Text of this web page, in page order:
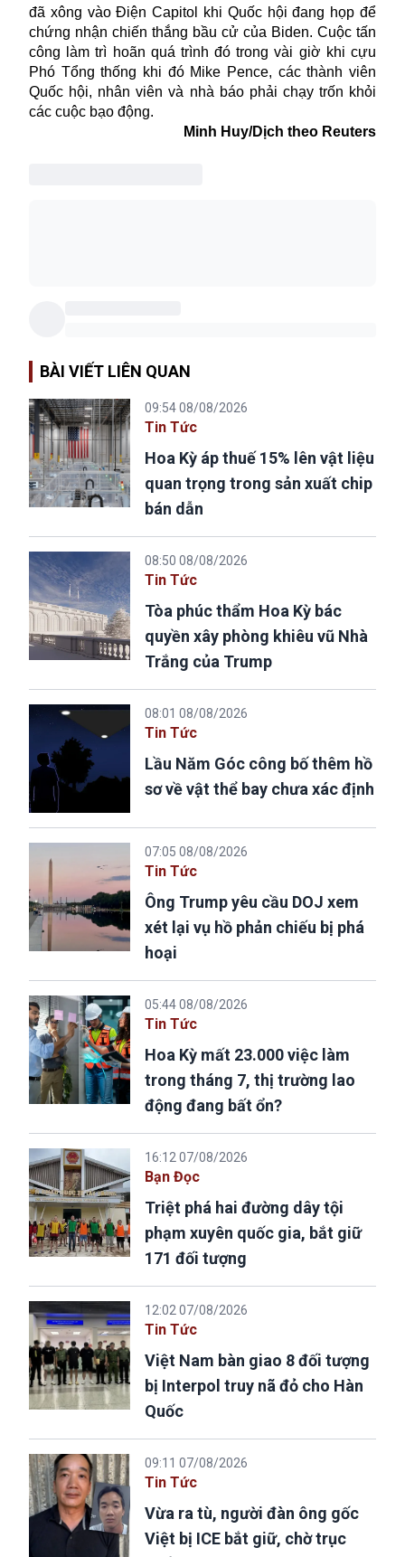
đã xông vào Điện Capitol khi Quốc hội đang họp để
chứng nhận chiến thắng bầu cử của Biden. Cuộc tấn
công làm trì hoãn quá trình đó trong vài giờ khi cựu
Phó Tổng thống khi đó Mike Pence, các thành viên
Quốc hội, nhân viên và nhà báo phải chạy trốn khỏi
các cuộc bạo động.
Minh Huy/Dịch theo Reuters
BÀI VIẾT LIÊN QUAN
09:54 08/08/2026
Tin Tức
Hoa Kỳ áp thuế 15% lên vật liệu
quan trọng trong sản xuất chip
bán dẫn
08:50 08/08/2026
Tin Tức
Tòa phúc thẩm Hoa Kỳ bác
quyền xây phòng khiêu vũ Nhà
Trắng của Trump
08:01 08/08/2026
Tin Tức
Lầu Năm Góc công bố thêm hồ
sơ về vật thể bay chưa xác định
07:05 08/08/2026
Tin Tức
Ông Trump yêu cầu DOJ xem
xét lại vụ hồ phản chiếu bị phá
hoại
05:44 08/08/2026
Tin Tức
Hoa Kỳ mất 23.000 việc làm
trong tháng 7, thị trường lao
động đang bất ổn?
16:12 07/08/2026
Bạn Đọc
Triệt phá hai đường dây tội
phạm xuyên quốc gia, bắt giữ
171 đối tượng
12:02 07/08/2026
Tin Tức
Việt Nam bàn giao 8 đối tượng
bị Interpol truy nã đỏ cho Hàn
Quốc
09:11 07/08/2026
Tin Tức
Vừa ra tù, người đàn ông gốc
Việt bị ICE bắt giữ, chờ trục